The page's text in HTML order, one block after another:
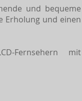
und bequeme
Erholung und einen
Fernsehern mit